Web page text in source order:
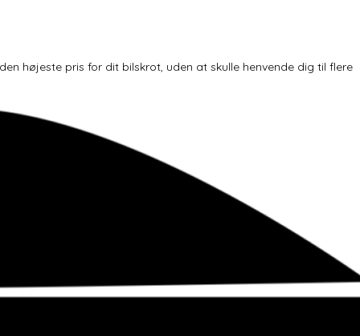
højeste pris for dit bilskrot, uden at skulle henvende dig til flere